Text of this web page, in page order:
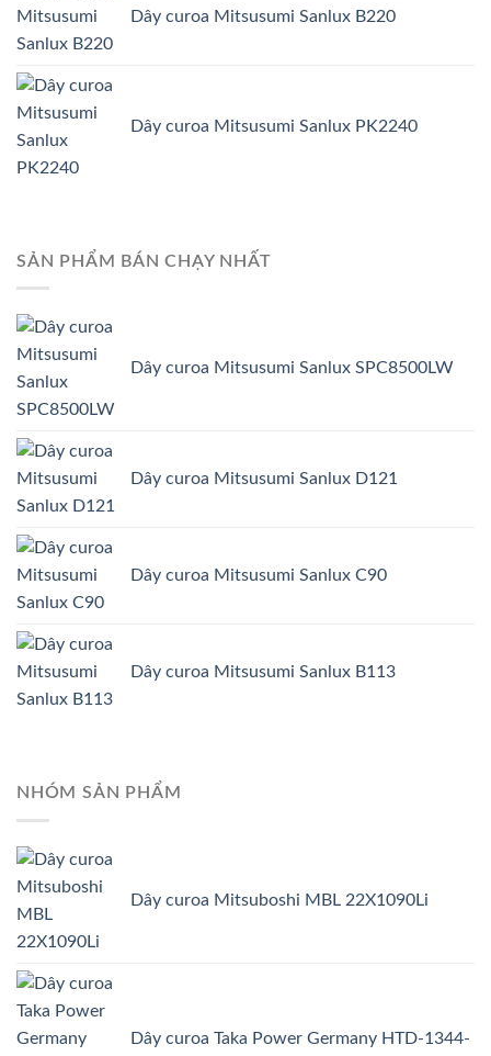
Dây curoa Mitsusumi Sanlux B220
Dây curoa Mitsusumi Sanlux PK2240
SẢN PHẨM BÁN CHẠY NHẤT
Dây curoa Mitsusumi Sanlux SPC8500LW
Dây curoa Mitsusumi Sanlux D121
Dây curoa Mitsusumi Sanlux C90
Dây curoa Mitsusumi Sanlux B113
NHÓM SẢN PHẨM
Dây curoa Mitsuboshi MBL 22X1090Li
Dây curoa Taka Power Germany HTD-1344-